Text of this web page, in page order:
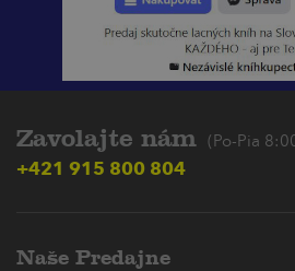
Zavolajte nám (Po-Pia
+421 915 800 804
Naše Predajne